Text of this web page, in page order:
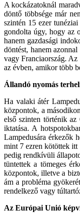
A kockázatoknál
döntő többsége már
szintén 15 ezer
gondolta úgy, hogy az
hanem gazdasági
döntést, hanem
vagy Franciaország.
az évben, amikor több
Állandó nyomás
Ha valaki átér
központok, a
első szinten történik az
iktatása. A
Lampedusára érkezők
mint 7 ezren kötöttek itt
pedig rendkívüli
tüntettek a tömeges
központok, illetve a
ám a probléma
rendelkező vagy
Az Európai Unió